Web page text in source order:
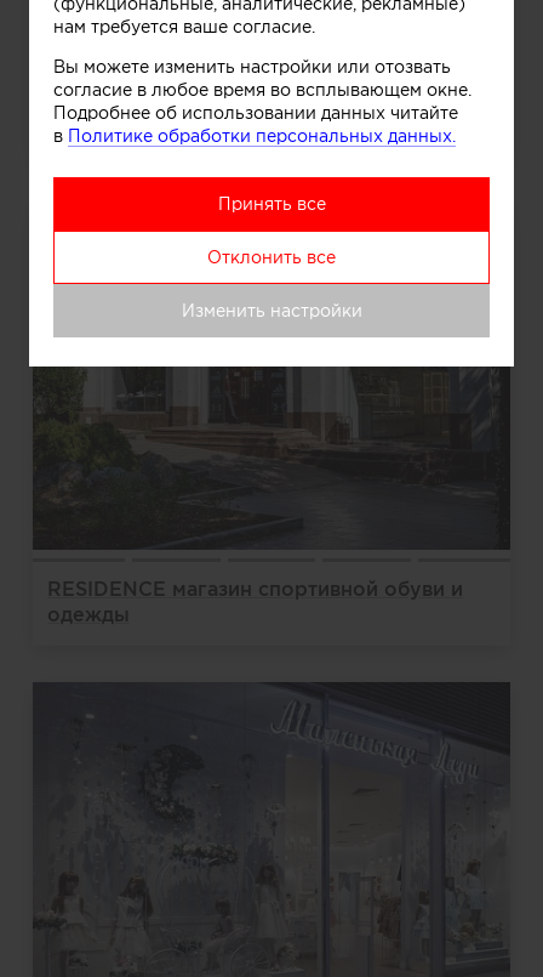
Бутик детской одежды
RESIDENCE магазин спортивной обуви и
одежды
нам требуется ваше согласие.
Вы можете изменить настройки или отозвать
согласие в любое время во всплывающем окне.
Подробнее об использовании данных читайте
в Политике обработки персональных данных.
Принять все
Отклонить все
Изменить настройки